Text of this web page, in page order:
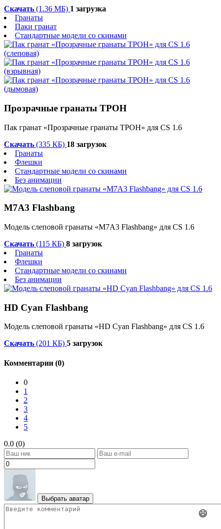
Скачать (1.36 МБ) 1 загрузка
Гранаты
Паки гранат
Стандартные модели со скинами
Прозрачные гранаты ТРОН
Пак гранат «Прозрачные гранаты ТРОН» для CS 1.6
Скачать (335 КБ) 18 загрузок
Гранаты
Флешки
Стандартные модели со скинами
Без анимации
M7A3 Flashbang
Модель слеповой гранаты «M7A3 Flashbang» для CS 1.6
Скачать (115 КБ) 8 загрузок
Гранаты
Флешки
Стандартные модели со скинами
Без анимации
HD Cyan Flashbang
Модель слеповой гранаты «HD Cyan Flashbang» для CS 1.6
Скачать (201 КБ) 5 загрузок
Комментарии (0)
0
1
2
3
4
5
0.0 (0)
Выбрать аватар
😄